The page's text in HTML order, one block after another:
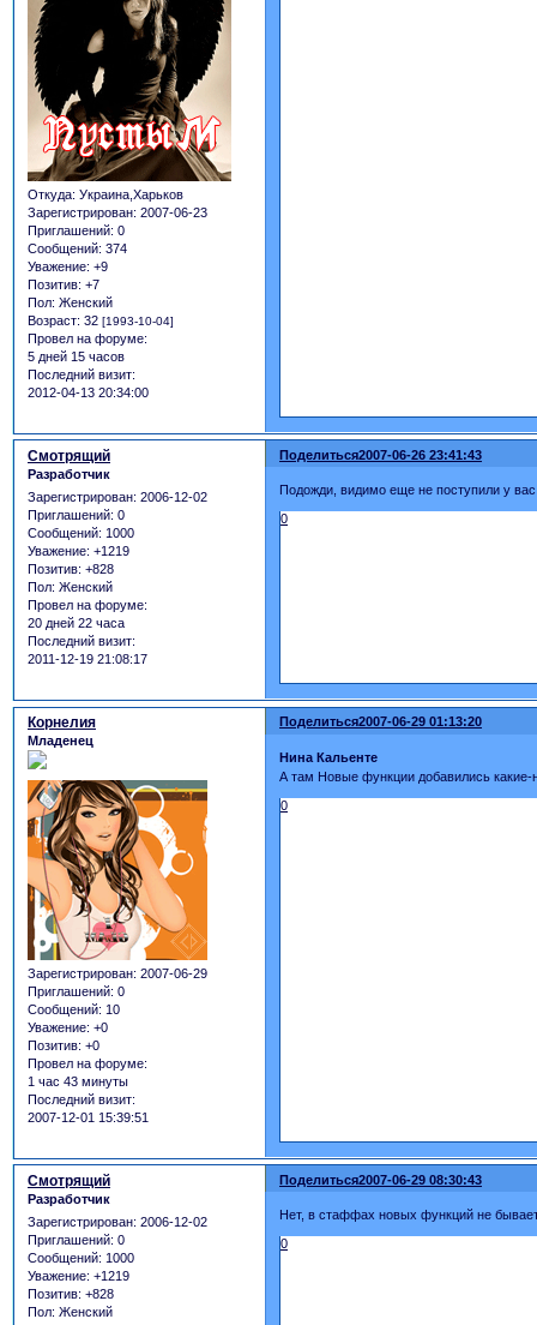
Откуда: Украина,Харьков
Зарегистрирован: 2007-06-23
Приглашений: 0
Сообщений: 374
Уважение: +9
Позитив: +7
Пол: Женский
Возраст: 32 [1993-10-04]
Провел на форуме:
5 дней 15 часов
Последний визит:
2012-04-13 20:34:00
Поделиться2007-06-26 23:41:43
Смотрящий
Разработчик
Зарегистрирован: 2006-12-02
Приглашений: 0
Сообщений: 1000
Уважение: +1219
Позитив: +828
Пол: Женский
Провел на форуме:
20 дней 22 часа
Последний визит:
2011-12-19 21:08:17
Подожди, видимо еще не поступили у вас
0
Поделиться2007-06-29 01:13:20
Корнелия
Младенец
Зарегистрирован: 2007-06-29
Приглашений: 0
Сообщений: 10
Уважение: +0
Позитив: +0
Провел на форуме:
1 час 43 минуты
Последний визит:
2007-12-01 15:39:51
Нина Кальенте
А там Новые функции добавились какие-
0
Поделиться2007-06-29 08:30:43
Смотрящий
Разработчик
Зарегистрирован: 2006-12-02
Приглашений: 0
Сообщений: 1000
Уважение: +1219
Позитив: +828
Пол: Женский
Нет, в стаффах новых функций не
0